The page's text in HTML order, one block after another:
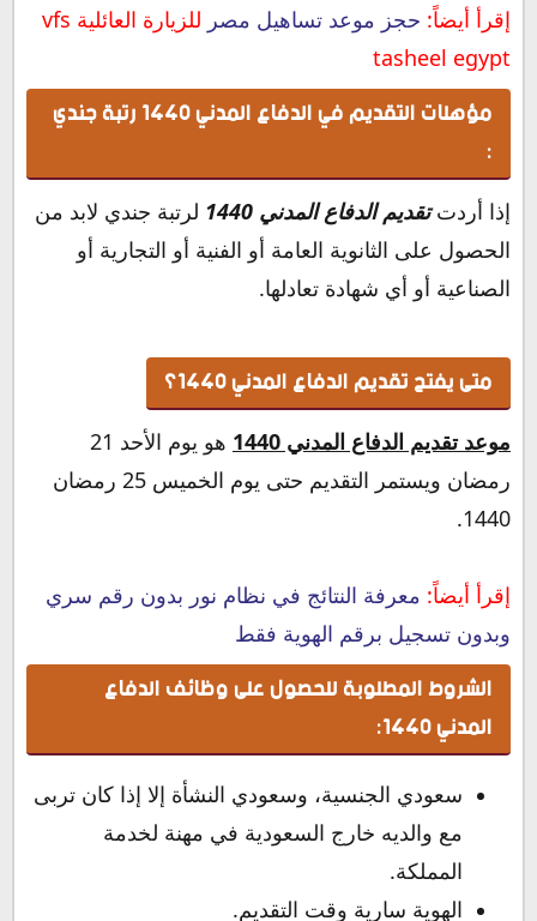
إقرأ أيضاً: حجز موعد تساهيل مصر
للزيارة العائلية vfs
tasheel egypt
مؤهلات التقديم في الدفاع المدني 1440 رتبة جندي
:
إذا أردتتقديم الدفاع المدني 1440
لرتبة جندي لابد من
الحصول على الثانوية العامة أو الفنية أو التجارية أو
الصناعية أو أي شهادة تعادلها.
متى يفتح تقديم الدفاع المدني 1440؟
موعد تقديم الدفاع المدني 1440
هو يوم الأحد 21
رمضان ويستمر التقديم حتى يوم الخميس 25 رمضان
1440.
إقرأ أيضاً: معرفة النتائج في نظام نور بدون رقم سري
وبدون تسجيل برقم الهوية فقط
الشروط المطلوبة للحصول على وظائف الدفاع
المدني 1440:
سعودي الجنسية، وسعودي النشأة إلا إذا كان تربى
مع والديه خارج السعودية في مهنة لخدمة
المملكة.
الهوية سارية وقت التقديم.